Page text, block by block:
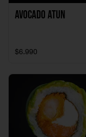
Avocado Atun
$6.990